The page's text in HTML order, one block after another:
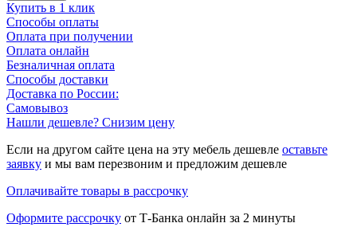
Купить в 1 клик
Способы оплаты
Оплата при получении
Оплата онлайн
Безналичная оплата
Способы доставки
Доставка по России:
Самовывоз
Нашли дешевле? Снизим цену
Если на другом сайте цена на эту мебель дешевле оставьте
заявку и мы вам перезвоним и предложим дешевле
Оплачивайте товары в рассрочку
Оформите рассрочку от Т-Банка онлайн за 2 минуты